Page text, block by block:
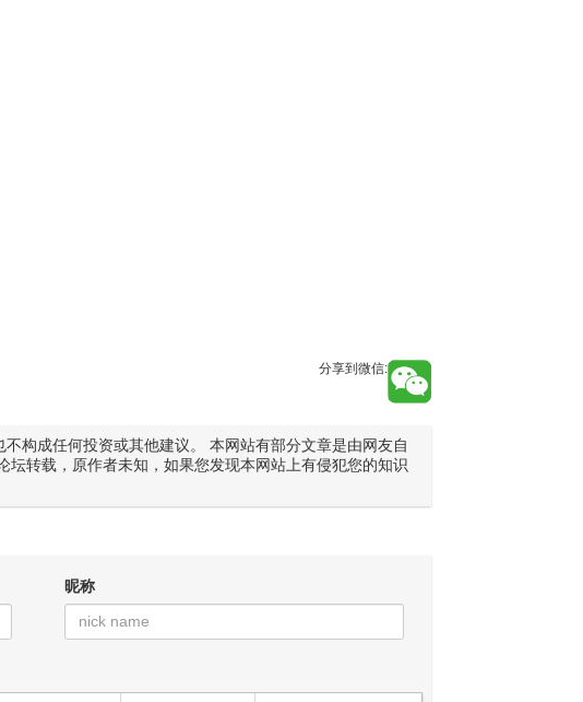
分享到微信:
构成任何投资或其他建议。 本网站有部分文章是由网友自
转载，原作者未知，如果您发现本网站上有侵犯您的知识
昵称